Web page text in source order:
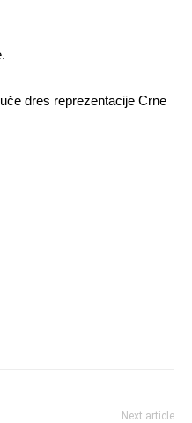
dres reprezentacije Crne
Next article